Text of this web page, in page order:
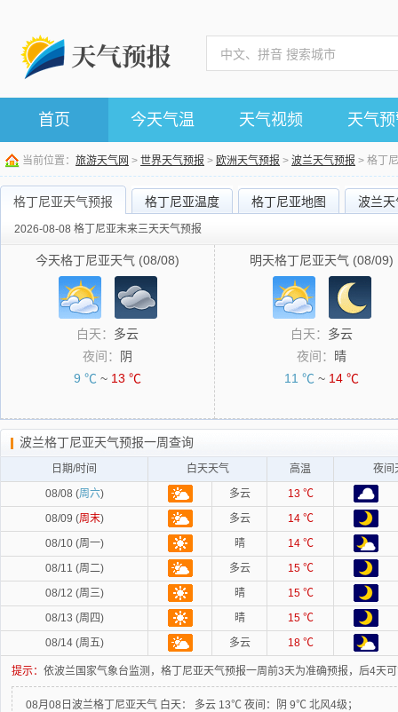
首页 今天气温 天气视频 天气
当前位置： 旅游天气网 > 世界天气预报 > 欧洲天气预报 > 波兰天气预报 > 格丁
格丁尼亚天气预报 格丁尼亚温度 格丁尼亚地图 波兰天
2026-08-08 格丁尼亚末来三天天气预报
今天格丁尼亚天气 (08/08)
白天： 多云
夜间：
阴
9 ℃ ~ 13 ℃
明天格丁尼亚天气 (08/09)
白天： 多云
夜间：
晴
11 ℃ ~ 14 ℃
波兰格丁尼亚天气预报一周查询
日期/时间 白天天气 高温
夜间
08/08 (周六) 多云
13 ℃
08/09 (周末) 多云
14 ℃
08/10 (周一)
晴
14 ℃
08/11 (周二)
多云
15 ℃
08/12 (周三)
晴
15 ℃
08/13 (周四)
晴
15 ℃
08/14 (周五)
多云 18 ℃
提示： 依波兰国家气象台监测，格丁尼亚天气预报一周前3天为准确预报，后4天
08月08日波兰格丁尼亚天气 白天： 多云 13℃ 夜间：
阴 9℃ 北风4级；